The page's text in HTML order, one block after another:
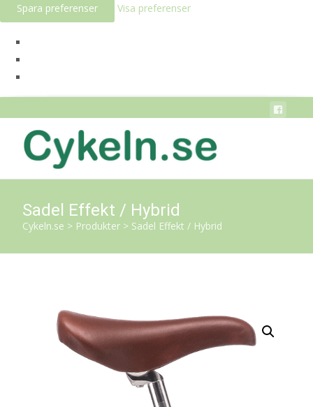
Spara preferenser Visa preferenser
Sadel Effekt / Hybrid
Cykeln.se > Produkter > Sadel Effekt / Hybrid